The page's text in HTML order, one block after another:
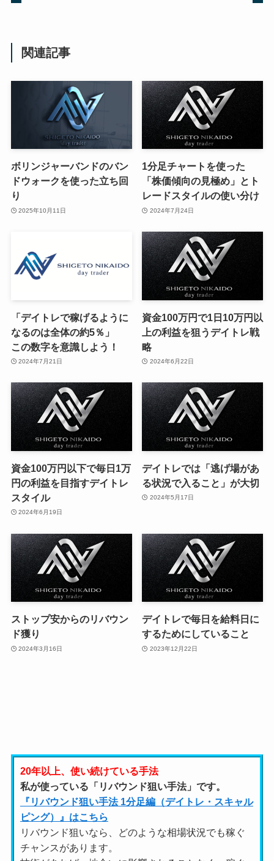
関連記事
ボリンジャーバンドのバン
ドウォークを使った立ち回
り
2025年10月11日
1分足チャートを使った
「株価傾向の見極め」とト
レードスタイルの使い分け
2024年7月24日
「デイトレで稼げるように
なるのは全体の約5％」
この数字を意識しよう！
2024年7月21日
資金100万円で1日10万円以
上の利益を狙うデイトレ戦
略
2024年6月22日
資金100万円以下で毎日1万
円の利益を目指すデイトレ
スタイル
2024年6月19日
デイトレでは「逃げ場があ
る状況で入ること」が大切
2024年5月17日
ストップ安からのリバウン
ド獲り
2024年3月16日
デイトレで毎日を給料日に
するためにしていること
2023年12月22日
20年以上、使い続けている手法
私が使っている「リバウンド狙い手法」です。
『リバウンド狙い手法 1分足編（デイトレ・スキャル
ピング）』はこちら
リバウンド狙いなら、どのような相場状況でも稼ぐ
チャンスがあります。